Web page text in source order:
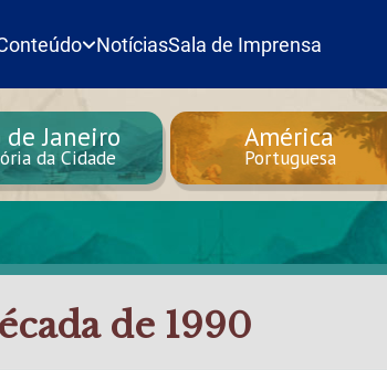
NotíciasSala de Imprensa
de Janeiro
da Cidade
América
Portuguesa
de 1990